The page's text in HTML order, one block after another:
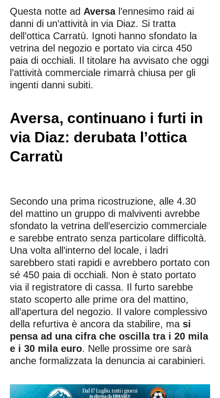
Questa notte ad Aversal’ennesimo raid ai
danni di un’attività in via Diaz. Si tratta
dell’ottica Carratù. Ignoti hanno sfondato la
vetrina del negozio e portato via circa 450
paia di occhiali. Il titolare ha avvisato che oggi
l’attività commerciale rimarrà chiusa per gli
ingenti danni subiti.
Aversa, continuano i furti in
via Diaz: derubata l’ottica
Carratù
Secondo una prima ricostruzione, alle 4.30
del mattino un gruppo di malviventi avrebbe
sfondato la vetrina dell’esercizio commerciale
e sarebbe entrato senza particolare difficoltà.
Una volta all’interno del locale, i ladri
sarebbero stati rapidi e avrebbero portato con
sé 450 paia di occhiali. Non è stato portato
via il registratore di cassa. Il furto sarebbe
stato scoperto alle prime ora del mattino,
all’apertura del negozio. Il valore complessivo
della refurtiva è ancora da stabilire, ma si
pensa ad una cifra che oscilla tra i 20 mila
e i 30 mila euro. Nelle prossime ore sarà
anche formalizzata la denuncia ai carabinieri.